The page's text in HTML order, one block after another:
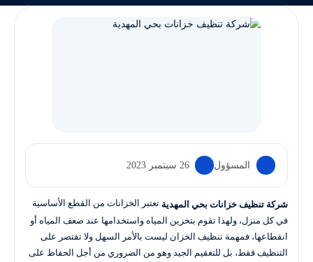
المسؤول 26 سبتمبر 2023
شركة تنظيف خزانات بحي المهدية تعتبر الخزانات من القطع الأساسية
في كل منزل، ولهذا تقوم بتخزين المياه واستخدامها عند ضعف المياه أو
انقطاعها، فمهمة تنظيف الخزان ليست بالأمر السهل ولا تقتصر على
التنظيف فقط، بل للتعقيم الجيد وهو من الضروري من أجل الحفاظ على